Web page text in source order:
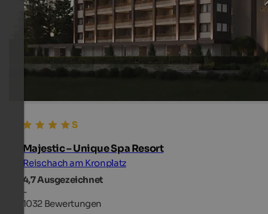
Majestic – Unique Spa Resort
Reischach am Kronplatz
4,7Ausgezeichnet
-
1032 Bewertungen